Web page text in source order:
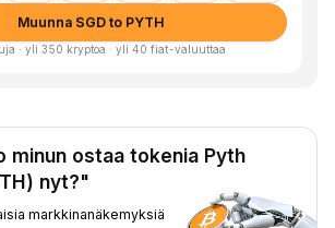
Muunna SGD to PYTH
· yli 350 kryptoa · yli 40 fiat-valuuttaa
minun ostaa tokenia Pyth
nyt?"
markkinanäkemyksiä